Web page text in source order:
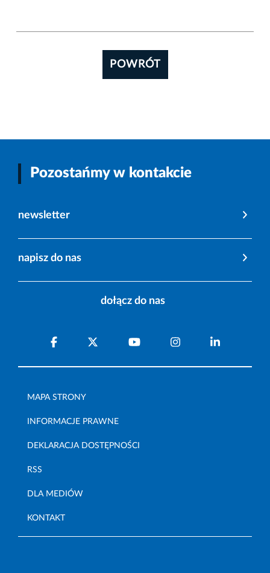
POWRÓT
Pozostańmy w kontakcie
newsletter
napisz do nas
dołącz do nas
MAPA STRONY
INFORMACJE PRAWNE
DEKLARACJA DOSTĘPNOŚCI
RSS
DLA MEDIÓW
KONTAKT